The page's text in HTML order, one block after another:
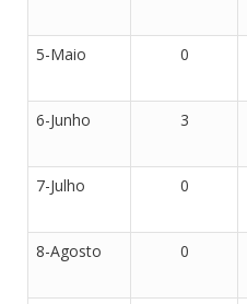
5-Maio 0
6-Junho 3
7-Julho 0
8-Agosto 0